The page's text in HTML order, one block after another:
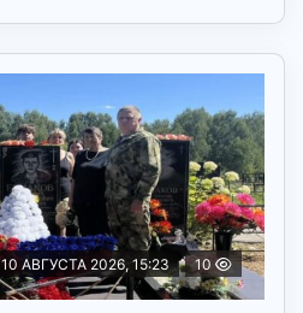
10 АВГУСТА 2026, 15:23 10